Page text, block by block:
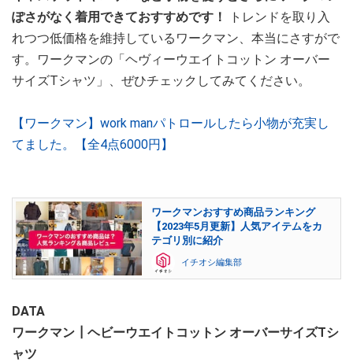
ぽさがなく着用できておすすめです！
トレンドを取り入
れつつ低価格を維持しているワークマン、本当にさすがで
す。ワークマンの「ヘヴィーウエイトコットン オーバー
サイズTシャツ」、ぜひチェックしてみてください。
【ワークマン】work manパトロールしたら小物が充実し
てました。【全4点6000円】
ワークマンおすすめ商品ランキング
【2023年5月更新】人気アイテムをカ
テゴリ別に紹介
イチオシ編集部
DATA
ワークマン┃ヘビーウエイトコットン オーバーサイズTシ
ャツ